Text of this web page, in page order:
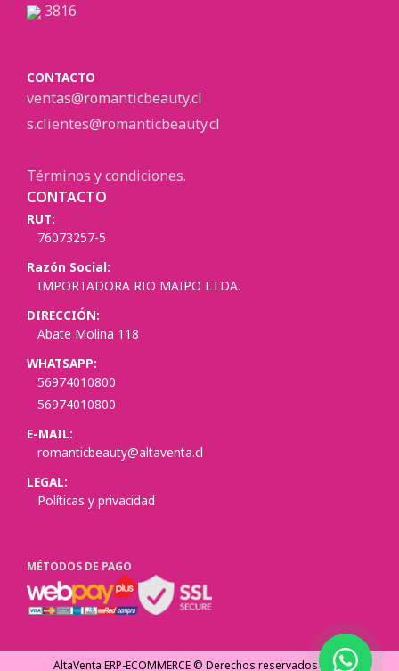
3816
CONTACTO
ventas@romanticbeauty.cl
s.clientes@romanticbeauty.cl
Términos y condiciones.
CONTACTO
RUT:
76073257-5
Razón Social:
IMPORTADORA RIO MAIPO LTDA.
DIRECCIÓN:
Abate Molina 118
WHATSAPP:
56974010800
56974010800
E-MAIL:
romanticbeauty@altaventa.cl
LEGAL:
Políticas y privacidad
MÉTODOS DE PAGO
AltaVenta ERP-ECOMMERCE © Derechos reservados 2026